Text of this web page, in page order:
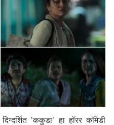
'ककुडा' हा हॉरर कॉमेडी